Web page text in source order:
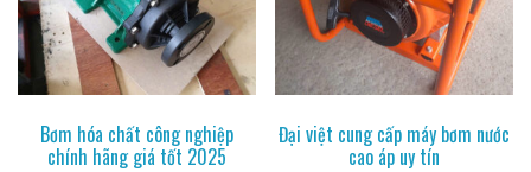
Bơm hóa chất công nghiệp
chính hãng giá tốt 2025
Đại việt cung cấp máy bơm nước
cao áp uy tín